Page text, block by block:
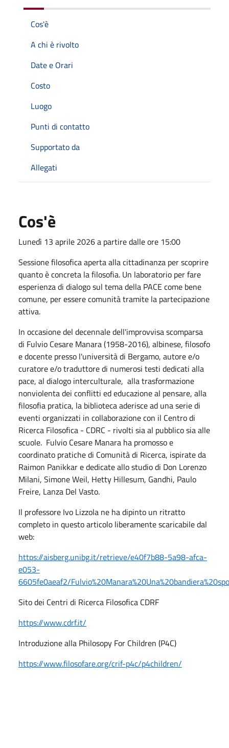
Cos'è
A chi è rivolto
Date e Orari
Costo
Luogo
Punti di contatto
Supportato da
Allegati
Cos'è
Lunedì 13 aprile 2026 a partire dalle ore 15:00
Sessione filosofica aperta alla cittadinanza per scoprire
quanto è concreta la filosofia. Un laboratorio per fare
esperienza di dialogo sul tema della PACE come bene
comune, per essere comunità tramite la partecipazione
attiva.
In occasione del decennale dell'improvvisa scomparsa
di Fulvio Cesare Manara (1958-2016), albinese, filosofo
e docente presso l'università di Bergamo, autore e/o
curatore e/o traduttore di numerosi testi dedicati alla
pace, al dialogo interculturale, alla trasformazione
nonviolenta dei conflitti ed educazione al pensare, alla
filosofia pratica, la biblioteca aderisce ad una serie di
eventi organizzati in collaborazione con il Centro di
Ricerca Filosofica - CDRC - rivolti sia al pubblico sia alle
scuole. Fulvio Cesare Manara ha promosso e
coordinato pratiche di Comunità di Ricerca, ispirate da
Raimon Panikkar e dedicate allo studio di Don Lorenzo
Milani, Simone Weil, Hetty Hillesum, Gandhi, Paulo
Freire, Lanza Del Vasto.
Il professore Ivo Lizzola ne ha dipinto un ritratto
completo in questo articolo liberamente scaricabile dal
web:
https://aisberg.unibg.it/retrieve/e40f7b88-5a98-afca-
e053-
6605fe0aeaf2/
Sito dei Centri di Ricerca Filosofica CDRF
https://www.cdrf.it/
Introduzione alla Philosopy For Children (P4C)
https://www.filosofare.org/crif-p4c/p4children/